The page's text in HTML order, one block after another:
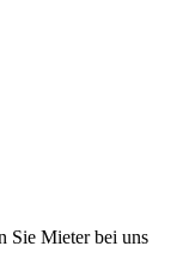
Sie Mieter bei uns